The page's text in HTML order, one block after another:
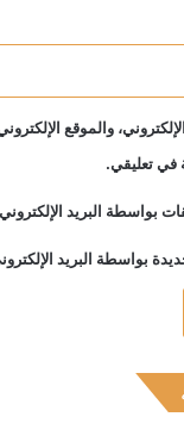
والموقع
في تعليقي.
بواسطة البريد
بواسطة البريد